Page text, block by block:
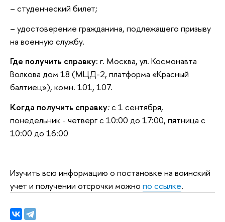
– студенческий билет;
– удостоверение гражданина, подлежащего призыву
на военную службу.
Где получить справку: г. Москва, ул. Космонавта
Волкова дом 18 (МЦД-2, платформа «Красный
балтиец»), комн. 101, 107.
Когда получить справку:с 1 сентября,
понедельник - четверг с 10:00 до 17:00, пятница с
10:00 до 16:00
Изучить всю информацию о постановке на воинский
учет и получении отсрочки можно по ссылке.